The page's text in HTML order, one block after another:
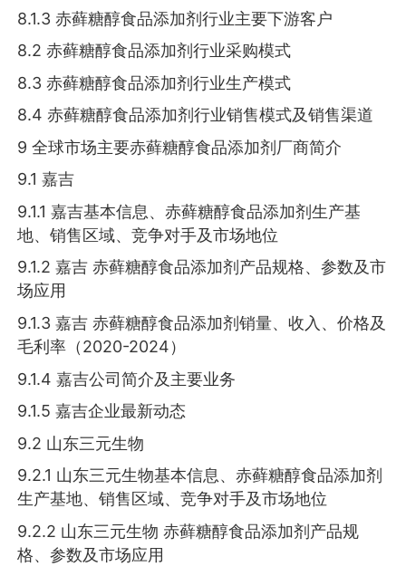
8.1.3 赤藓糖醇食品添加剂行业主要下游客户
8.2 赤藓糖醇食品添加剂行业采购模式
8.3 赤藓糖醇食品添加剂行业生产模式
8.4 赤藓糖醇食品添加剂行业销售模式及销售渠道
9 全球市场主要赤藓糖醇食品添加剂厂商简介
9.1 嘉吉
9.1.1 嘉吉基本信息、赤藓糖醇食品添加剂生产基
地、销售区域、竞争对手及市场地位
9.1.2 嘉吉 赤藓糖醇食品添加剂产品规格、参数及市
场应用
9.1.3 嘉吉 赤藓糖醇食品添加剂销量、收入、价格及
毛利率（2020-2024）
9.1.4 嘉吉公司简介及主要业务
9.1.5 嘉吉企业最新动态
9.2 山东三元生物
9.2.1 山东三元生物基本信息、赤藓糖醇食品添加剂
生产基地、销售区域、竞争对手及市场地位
9.2.2 山东三元生物 赤藓糖醇食品添加剂产品规
格、参数及市场应用